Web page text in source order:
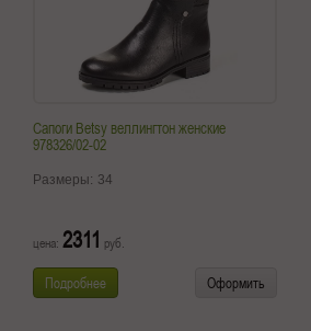
Сапоги Betsy веллингтон женские
978326/02-02
Размеры: 34
цена: 2311 руб.
Подробнее Оформить